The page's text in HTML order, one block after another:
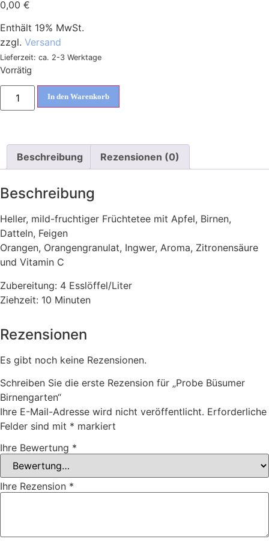
0,00 €
Enthält 19% MwSt.
zzgl. Versand
Lieferzeit: ca. 2-3 Werktage
Vorrätig
In den Warenkorb
Beschreibung Rezensionen (0)
Beschreibung
Heller, mild-fruchtiger Früchtetee mit Apfel, Birnen,
Datteln, Feigen
Orangen, Orangengranulat, Ingwer, Aroma, Zitronensäure
und Vitamin C
Zubereitung: 4 Esslöffel/Liter
Ziehzeit: 10 Minuten
Rezensionen
Es gibt noch keine Rezensionen.
Schreiben Sie die erste Rezension für „Probe Büsumer
Birnengarten“
Ihre E-Mail-Adresse wird nicht veröffentlicht. Erforderliche
Felder sind mit * markiert
Ihre Bewertung *
Ihre Rezension *